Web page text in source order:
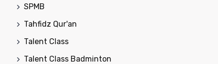
SPMB
Tahfidz Qur'an
Talent Class
Talent Class Badminton